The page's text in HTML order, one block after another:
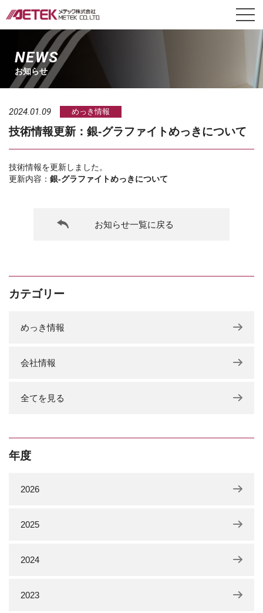
NEWS
お知らせ
2024.01.09 めっき情報
技術情報更新：銀‐グラファイトめっきについて
技術情報を更新しました。
更新内容： 銀‐グラファイトめっきについて
お知らせ一覧に戻る
カテゴリー
めっき情報
会社情報
全てを見る
年度
2026
2025
2024
2023